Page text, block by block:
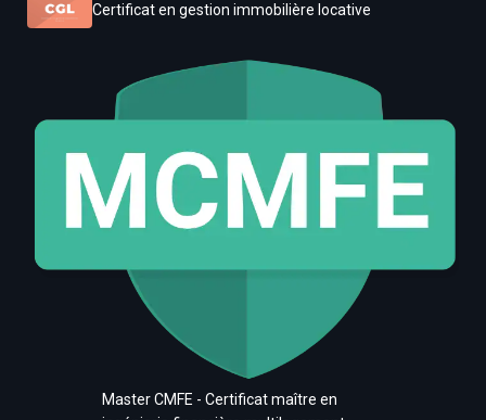
Certificat en gestion immobilière locative
Master CMFE - Certificat maître en